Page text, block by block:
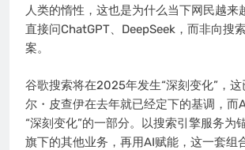
人类的惰性，这也是为什么当下网民越来
直接问ChatGPT、DeepSeek，而非向搜
案。
谷歌搜索将在2025年发生“深刻变化”，这
尔・皮查伊在去年就已经定下的基调，而
“深刻变化”的一部分。以搜索引擎服务为
旗下的其他业务，再用AI赋能，这一套组